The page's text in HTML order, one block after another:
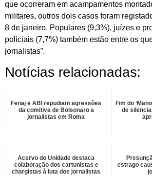
que ocorreram em acampamentos
militares, outros dois casos foram
8 de janeiro. Populares (9,3%), juízes e
policiais (7,7%) também estão entre os
jornalistas”.
Notícias relacionadas:
Fenaj e ABI repudiam agressões
da comitiva de Bolsonaro a
jornalistas em Roma
Fim do
de
Acervo do Unidade destaca
colaboração dos cartunistas e
chargistas à luta dos jornalistas
estrago